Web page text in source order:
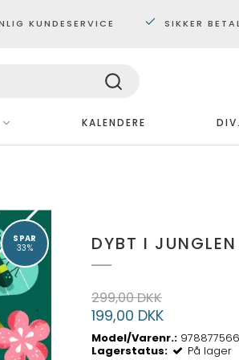
KUNDESERVICE SIKKER
KALENDERE
SPAR
33%
DYBT I JUNGLEN
299,00 DKK
199,00 DKK
Model/Varenr.:
Lagerstatus:
På lager